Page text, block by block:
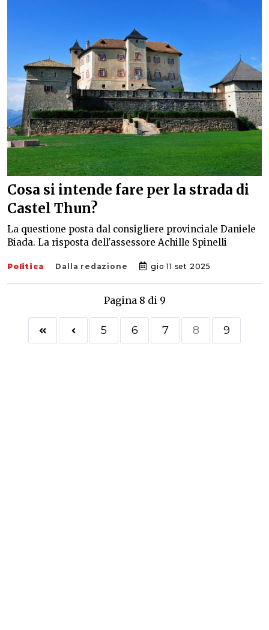
Cosa si intende fare per la strada di
Castel Thun?
La questione posta dal consigliere provinciale Daniele
Biada. La risposta dell'assessore Achille Spinelli
Politica Dalla redazione gio 11 set 2025
Pagina 8 di 9
5 6 7 8 9